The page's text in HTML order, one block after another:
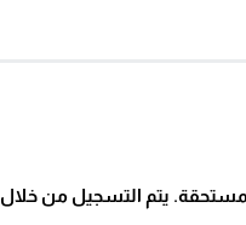
يتم التسجيل من خلال